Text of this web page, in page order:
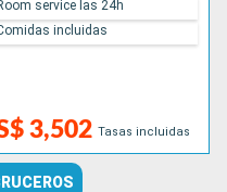
3,502 Tasas incluidas
service las 24h
incluidas